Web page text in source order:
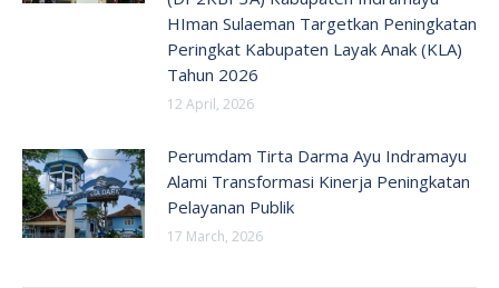
HIman Sulaeman Targetkan Peningkatan
Peringkat Kabupaten Layak Anak (KLA)
Tahun 2026
12 April, 2026
Perumdam Tirta Darma Ayu Indramayu
Alami Transformasi Kinerja Peningkatan
Pelayanan Publik
17 March, 2026